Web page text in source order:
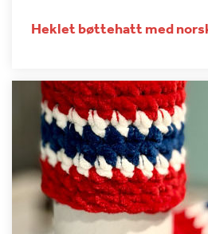
Heklet bøttehatt med